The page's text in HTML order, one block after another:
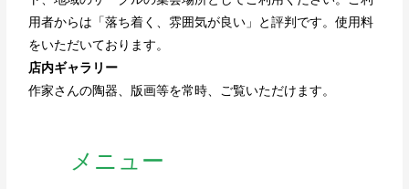
用者からは「落ち着く、雰囲気が良い」と評判です。使用料
をいただいております。
店内ギャラリー
作家さんの陶器、版画等を常時、ご覧いただけます。
メニュー